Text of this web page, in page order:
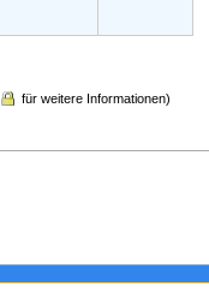
für weitere Informationen)